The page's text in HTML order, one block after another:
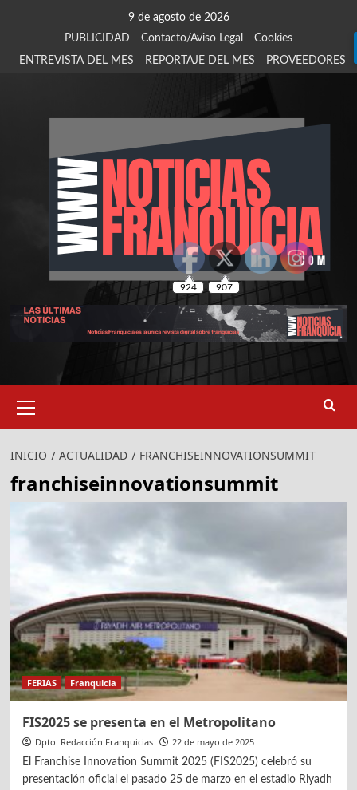
9 de agosto de 2026
PUBLICIDAD
Contacto/Aviso Legal
Cookies
ENTREVISTA DEL MES
REPORTAJE DEL MES PROVEEDORES
primario
INICIO ACTUALIDAD FRANCHISEINNOVATIONSUMMIT
franchiseinnovationsummit
FERIAS Franquicia
FIS2025 se presenta en el Metropolitano
Dpto. Redacción Franquicias 22 de mayo de 2025
El Franchise Innovation Summit 2025 (FIS2025) celebró su
presentación oficial el pasado 25 de marzo en el estadio Riyadh
907